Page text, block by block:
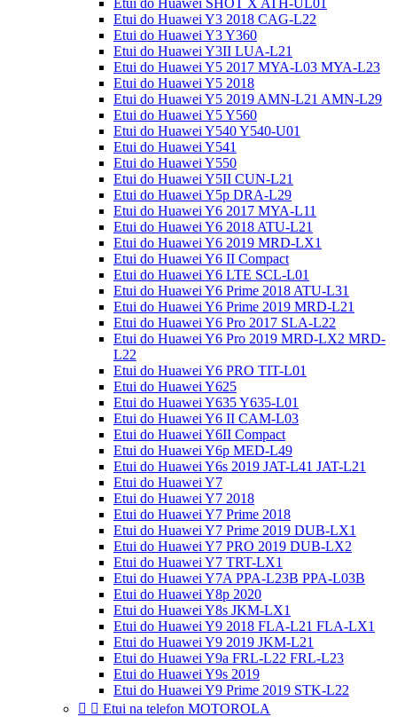
Etui do Huawei SHOT X ATH-UL01
Etui do Huawei Y3 2018 CAG-L22
Etui do Huawei Y3 Y360
Etui do Huawei Y3II LUA-L21
Etui do Huawei Y5 2017 MYA-L03 MYA-L23
Etui do Huawei Y5 2018
Etui do Huawei Y5 2019 AMN-L21 AMN-L29
Etui do Huawei Y5 Y560
Etui do Huawei Y540 Y540-U01
Etui do Huawei Y541
Etui do Huawei Y550
Etui do Huawei Y5II CUN-L21
Etui do Huawei Y5p DRA-L29
Etui do Huawei Y6 2017 MYA-L11
Etui do Huawei Y6 2018 ATU-L21
Etui do Huawei Y6 2019 MRD-LX1
Etui do Huawei Y6 II Compact
Etui do Huawei Y6 LTE SCL-L01
Etui do Huawei Y6 Prime 2018 ATU-L31
Etui do Huawei Y6 Prime 2019 MRD-L21
Etui do Huawei Y6 Pro 2017 SLA-L22
Etui do Huawei Y6 Pro 2019 MRD-LX2 MRD-
L22
Etui do Huawei Y6 PRO TIT-L01
Etui do Huawei Y625
Etui do Huawei Y635 Y635-L01
Etui do Huawei Y6 II CAM-L03
Etui do Huawei Y6II Compact
Etui do Huawei Y6p MED-L49
Etui do Huawei Y6s 2019 JAT-L41 JAT-L21
Etui do Huawei Y7
Etui do Huawei Y7 2018
Etui do Huawei Y7 Prime 2018
Etui do Huawei Y7 Prime 2019 DUB-LX1
Etui do Huawei Y7 PRO 2019 DUB-LX2
Etui do Huawei Y7 TRT-LX1
Etui do Huawei Y7A PPA-L23B PPA-L03B
Etui do Huawei Y8p 2020
Etui do Huawei Y8s JKM-LX1
Etui do Huawei Y9 2018 FLA-L21 FLA-LX1
Etui do Huawei Y9 2019 JKM-L21
Etui do Huawei Y9a FRL-L22 FRL-L23
Etui do Huawei Y9s 2019
Etui do Huawei Y9 Prime 2019 STK-L22
  Etui na telefon MOTOROLA